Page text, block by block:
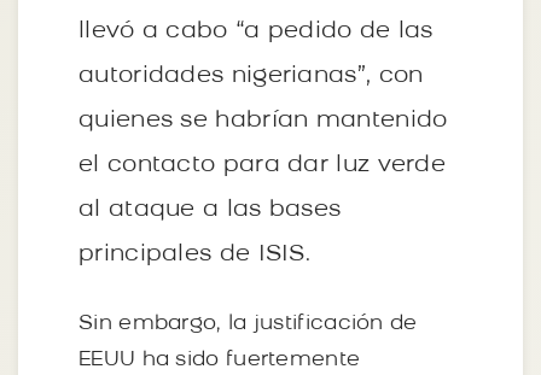
llevó a cabo “a pedido de las
autoridades nigerianas”, con
quienes se habrían mantenido
el contacto para dar luz verde
al ataque a las bases
principales de ISIS.
Sin embargo, la justificación de
EEUU ha sido fuertemente